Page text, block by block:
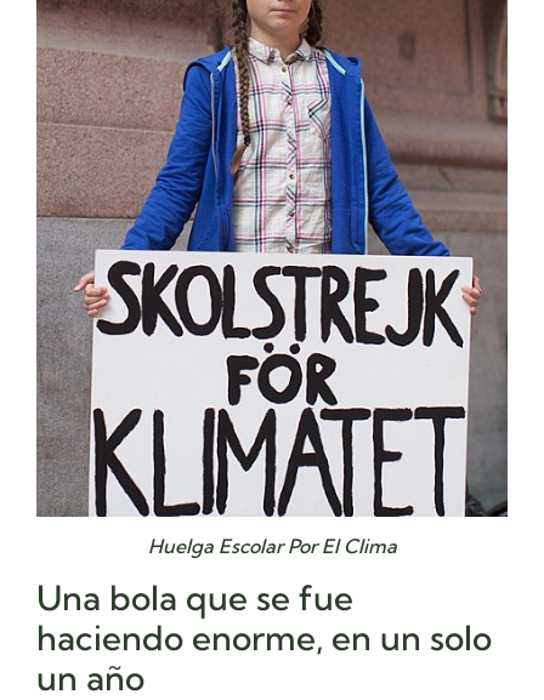
Huelga Escolar Por El Clima
Una bola que se fue
haciendo enorme, en un solo
un año